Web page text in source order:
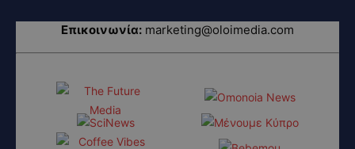
Επικοινωνία: marketing@oloimedia.com